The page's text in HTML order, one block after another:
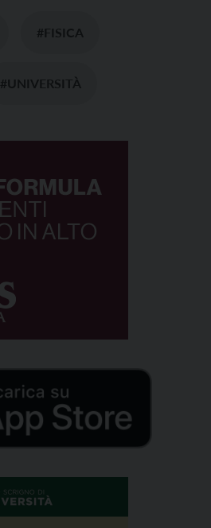
#FISICA
#UNIVERSITÀ